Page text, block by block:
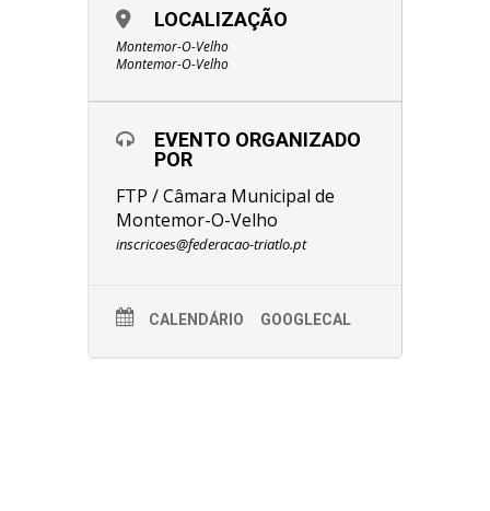
LOCALIZAÇÃO
Montemor-O-Velho
Montemor-O-Velho
EVENTO ORGANIZADO
POR
FTP / Câmara Municipal de
Montemor-O-Velho
inscricoes@federacao-triatlo.pt
CALENDÁRIO GOOGLECAL